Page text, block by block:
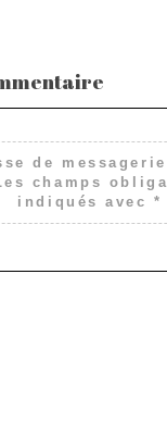
de
champs
indiqués avec*